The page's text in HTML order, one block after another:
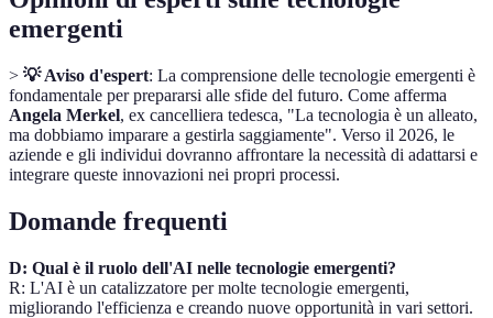
emergenti
> 💡 Aviso d'espert: La comprensione delle tecnologie emergenti è
fondamentale per prepararsi alle sfide del futuro. Come afferma
Angela Merkel, ex cancelliera tedesca, "La tecnologia è un alleato,
ma dobbiamo imparare a gestirla saggiamente". Verso il 2026, le
aziende e gli individui dovranno affrontare la necessità di adattarsi e
integrare queste innovazioni nei propri processi.
Domande frequenti
D: Qual è il ruolo dell'AI nelle tecnologie emergenti?
R: L'AI è un catalizzatore per molte tecnologie emergenti,
migliorando l'efficienza e creando nuove opportunità in vari settori.